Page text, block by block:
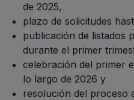
de 2025,
plazo de solicitudes
publicación de listados
durante el primer
celebración del primer
lo largo de 2026 y
resolución del proceso